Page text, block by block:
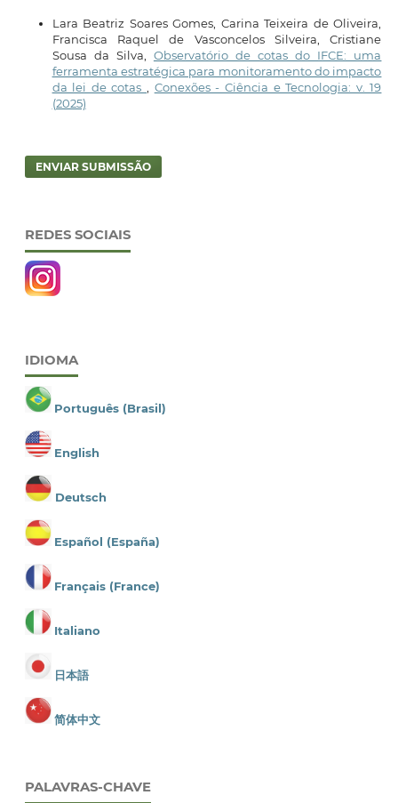
Lara Beatriz Soares Gomes, Carina Teixeira de Oliveira,
Francisca Raquel de Vasconcelos Silveira, Cristiane
Sousa da Silva, Observatório de cotas do IFCE: uma
ferramenta estratégica para monitoramento do impacto
da lei de cotas
Conexões - Ciência e Tecnologia: v. 19
(2025)
ENVIAR SUBMISSÃO
REDES SOCIAIS
IDIOMA
Português (Brasil)
English
Deutsch
Español (España)
Français (France)
Italiano
日本語
简体中文
PALAVRAS-CHAVE